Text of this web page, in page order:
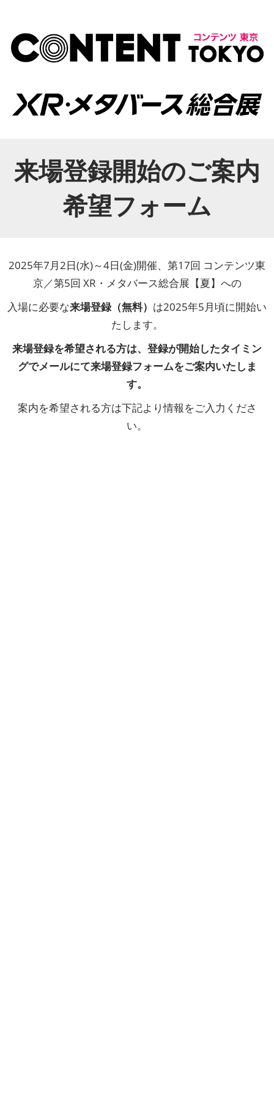
来場登録開始のご案内
希望フォーム
2025年7月2日(水)～4日(金)開催、第17回 コンテンツ東
京／第5回 XR・メタバース総合展【夏】への
入場に必要な来場登録（無料） は2025年5月頃に開始い
たします。
来場登録を希望される方は、登録が開始したタイミン
グでメールにて来場登録フォームをご案内いたしま
す。
案内を希望される方は下記より情報をご入力くださ
い。